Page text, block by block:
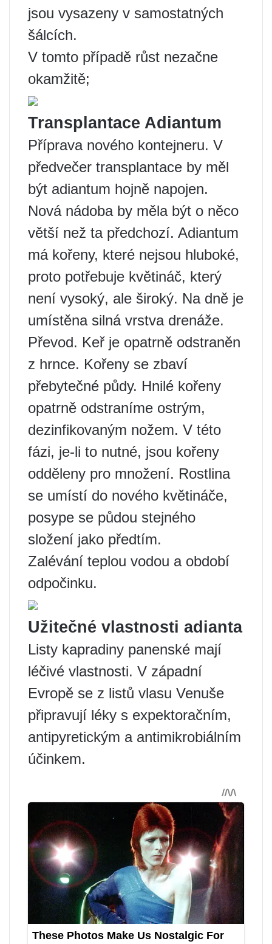
jsou vysazeny v samostatných
šálcích.
V tomto případě růst nezačne
okamžitě;
Transplantace Adiantum
Příprava nového kontejneru. V
předvečer transplantace by měl
být adiantum hojně napojen.
Nová nádoba by měla být o něco
větší než ta předchozí. Adiantum
má kořeny, které nejsou hluboké,
proto potřebuje květináč, který
není vysoký, ale široký. Na dně je
umístěna silná vrstva drenáže.
Převod. Keř je opatrně odstraněn
z hrnce. Kořeny se zbaví
přebytečné půdy. Hnilé kořeny
opatrně odstraníme ostrým,
dezinfikovaným nožem. V této
fázi, je-li to nutné, jsou kořeny
odděleny pro množení. Rostlina
se umístí do nového květináče,
posype se půdou stejného
složení jako předtím.
Zalévání teplou vodou a období
odpočinku.
Užitečné vlastnosti adianta
Listy kapradiny panenské mají
léčivé vlastnosti. V západní
Evropě se z listů vlasu Venuše
připravují léky s expektoračním,
antipyretickým a antimikrobiálním
účinkem.